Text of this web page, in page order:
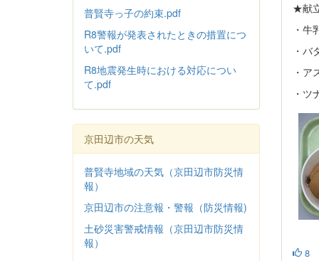
★献
・牛
・バ
・ア
・ツ
8
普賢寺っ子の約束.pdf
R8警報が発表されたときの措置につ
いて.pdf
R8地震発生時における対応につい
て.pdf
京田辺市の天気
普賢寺地域の天気（京田辺市防災情
報）
京田辺市の注意報・警報（防災情報)
土砂災害警戒情報（京田辺市防災情
報）